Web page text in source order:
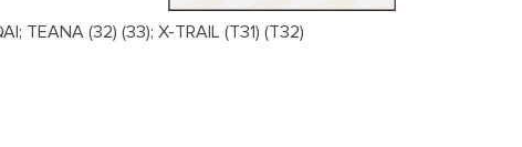
TEANA (32) (33); X-TRAIL (T31) (T32)